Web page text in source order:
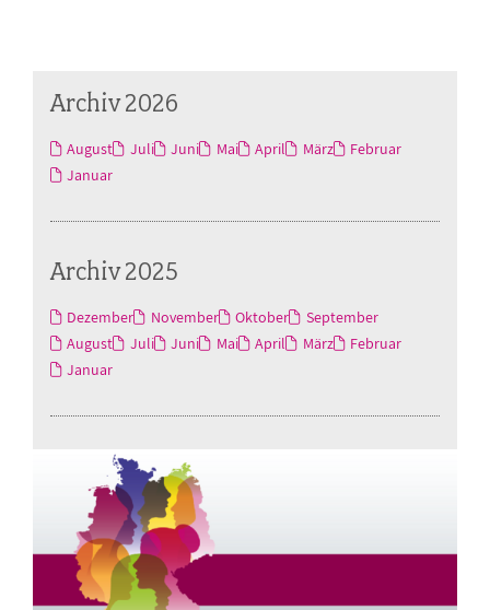
Archiv 2026
August Juli Juni Mai April März
Februar
Januar
Archiv 2025
Dezember November Oktober
September
August
Juli Juni Mai April März
Februar
Januar